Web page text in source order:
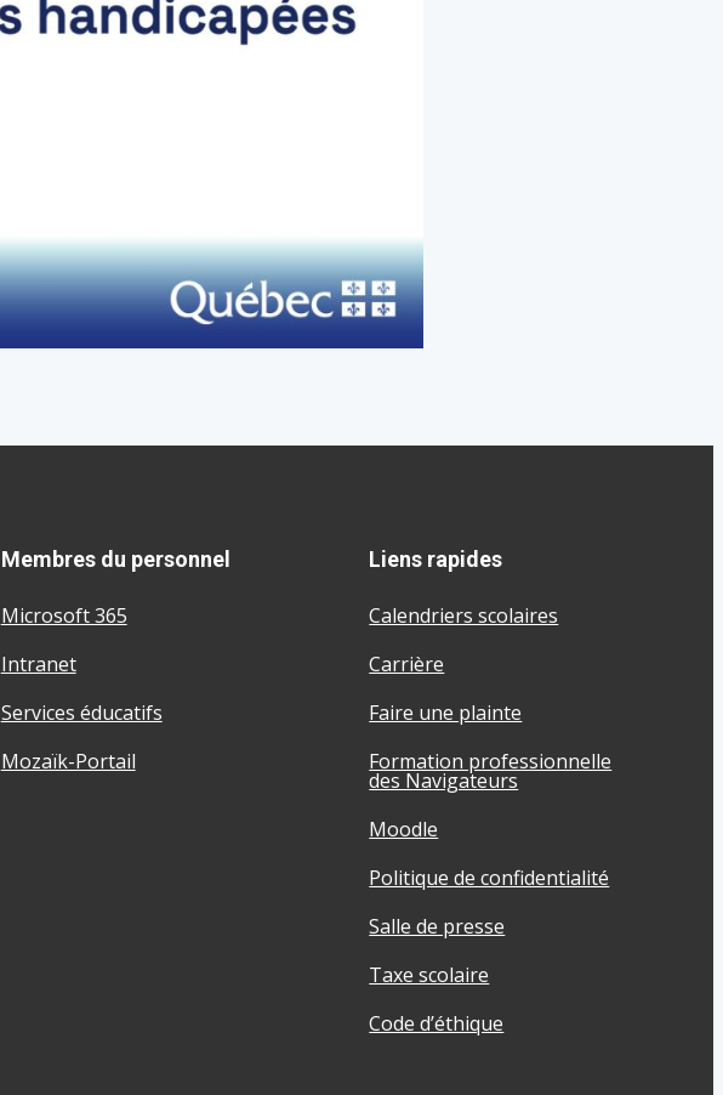
Membres du personnel
Microsoft 365
Intranet
Services éducatifs
Mozaïk-Portail
Liens rapides
Calendriers scolaires
Carrière
Faire une plainte
Formation professionnelle
des Navigateurs
Moodle
Politique de confidentialité
Salle de presse
Taxe scolaire
Code d’éthique